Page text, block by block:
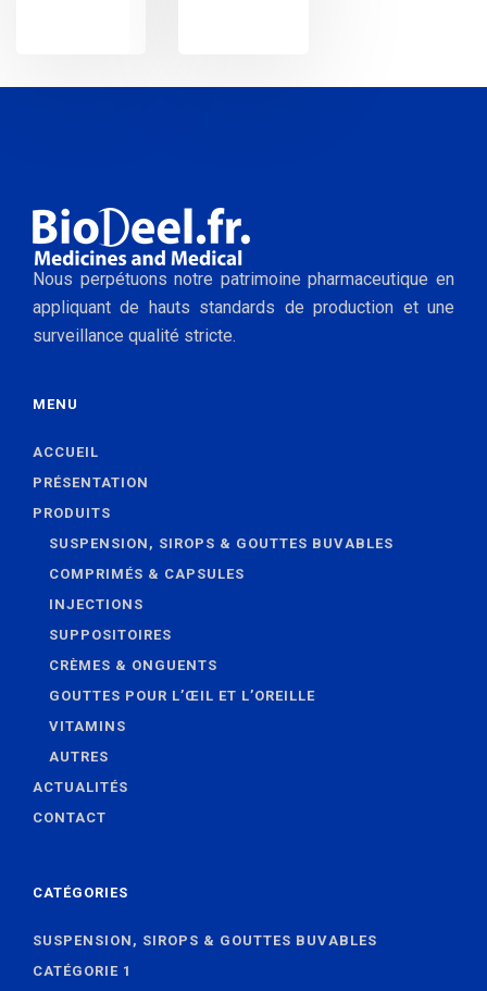
Nous perpétuons notre patrimoine pharmaceutique en
appliquant de hauts standards de production et une
surveillance qualité stricte.
MENU
ACCUEIL
PRÉSENTATION
PRODUITS
SUSPENSION, SIROPS & GOUTTES BUVABLES
COMPRIMÉS & CAPSULES
INJECTIONS
SUPPOSITOIRES
CRÈMES & ONGUENTS
GOUTTES POUR L’ŒIL ET L’OREILLE
VITAMINS
AUTRES
ACTUALITÉS
CONTACT
CATÉGORIES
SUSPENSION, SIROPS & GOUTTES BUVABLES
CATÉGORIE 1